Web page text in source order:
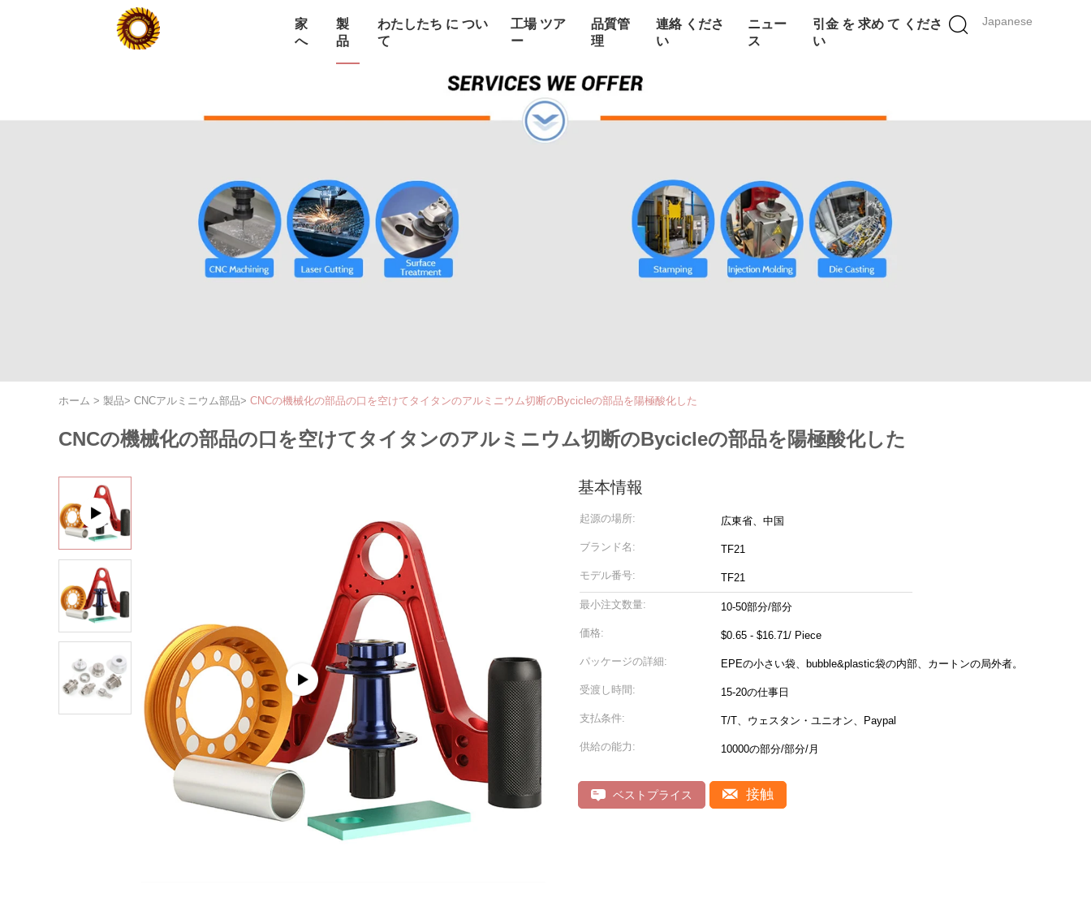
Japanese
家
へ
製
品
わたしたち に つい
て
工場 ツア
ー
品質管
理
連絡 くださ
い
ニュー
ス
引金 を 求め て くださ
い
ホーム > 製品> CNCアルミニウム部品> CNCの機械化の部品の口を空けてタイタンのアルミニウム切断のBycicleの部品を陽極酸化した
CNCの機械化の部品の口を空けてタイタンのアルミニウム切断のBycicleの部品を陽極酸化した
基本情報
起源の場所: 広東省、中国
ブランド名: TF21
モデル番号: TF21
最小注文数量: 10-50部分/部分
価格: $0.65 - $16.71/ Piece
パッケージの詳細: EPEの小さい袋、bubble&plastic袋の内部、カートンの局外者。
受渡し時間: 15-20の仕事日
支払条件: T/T、ウェスタン・ユニオン、Paypal
供給の能力: 10000の部分/部分/月
ベストプライス 接触